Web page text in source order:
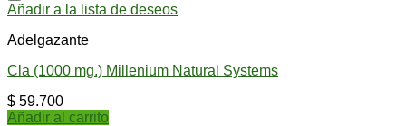
Añadir a la lista de deseos
Adelgazante
Cla (1000 mg.) Millenium Natural Systems
$ 59.700
Añadir al carrito